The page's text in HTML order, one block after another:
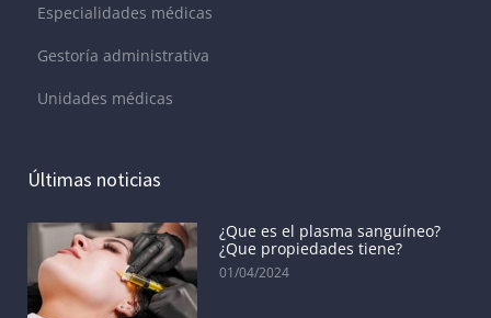
Especialidades médicas
Gestoría administrativa
Unidades médicas
Últimas noticias
¿Que es el plasma sanguíneo?
¿Que propiedades tiene?
01/04/2024